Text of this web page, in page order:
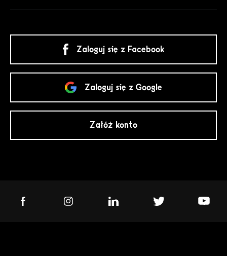
Zaloguj się z Facebook
Zaloguj się z Google
Załóż konto